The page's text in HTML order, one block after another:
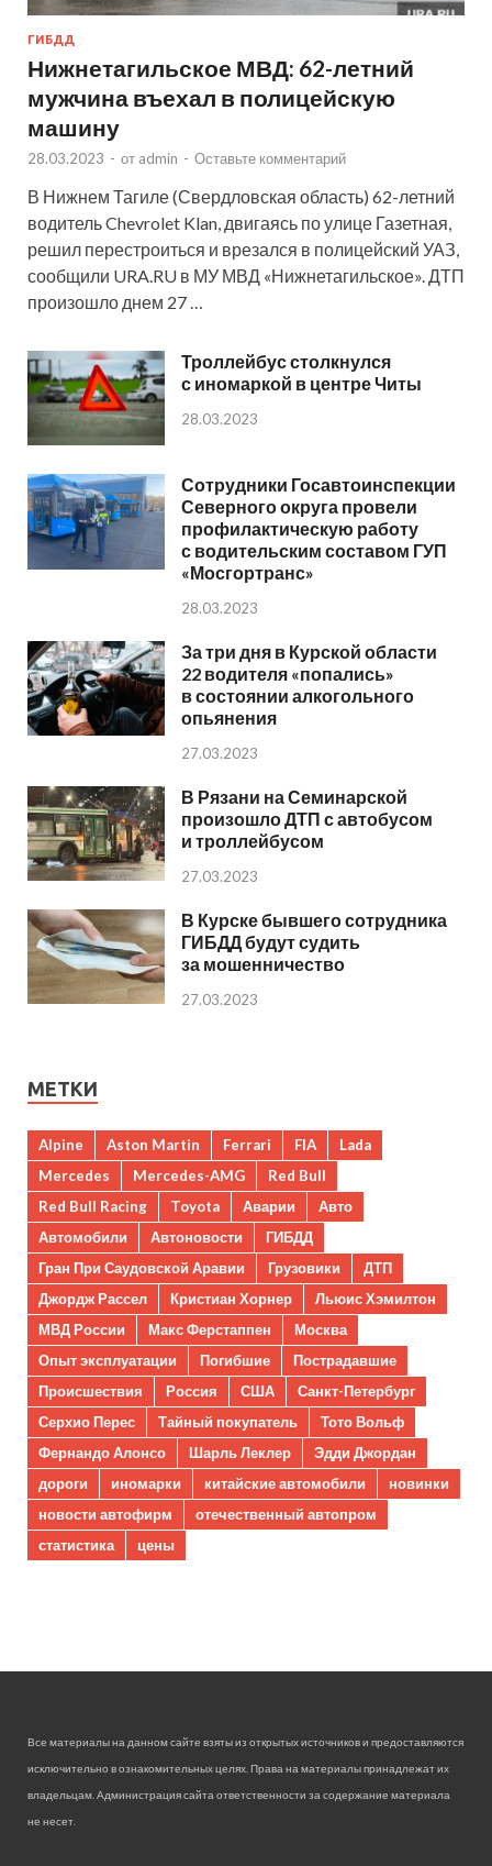
ГИБДД
Нижнетагильское МВД: 62-летний
мужчина въехал в полицейскую
машину
28.03.2023 - от admin - Оставьте комментарий
В Нижнем Тагиле (Свердловская область) 62-летний
водитель Chevrolet Klan, двигаясь по улице Газетная,
решил перестроиться и врезался в полицейский УАЗ,
сообщили URA.RU в МУ МВД «Нижнетагильское». ДТП
произошло днем 27 …
Троллейбус столкнулся
с иномаркой в центре Читы
28.03.2023
Сотрудники Госавтоинспекции
Северного округа провели
профилактическую работу
с водительским составом ГУП
«Мосгортранс»
28.03.2023
За три дня в Курской области
22 водителя «попались»
в состоянии алкогольного
опьянения
27.03.2023
В Рязани на Семинарской
произошло ДТП с автобусом
и троллейбусом
27.03.2023
В Курске бывшего сотрудника
ГИБДД будут судить
за мошенничество
27.03.2023
МЕТКИ
Alpine Aston Martin Ferrari FIA
Lada
Mercedes
Mercedes-AMG
Red Bull
Red Bull Racing
Toyota Аварии
Авто
Автомобили
Автоновости
ГИБДД
Гран При Саудовской Аравии
Грузовики
ДТП
Джордж Рассел
Кристиан Хорнер
Льюис Хэмилтон
МВД России
Макс Ферстаппен
Москва
Опыт эксплуатации
Погибшие
Пострадавшие
Происшествия
Россия США
Санкт-Петербург
Серхио Перес
Тайный покупатель
Тото Вольф
Фернандо Алонсо
Шарль Леклер
Эдди Джордан
дороги
иномарки китайские автомобили
новинки
новости автофирм
отечественный автопром
статистика
цены
Все материалы на данном сайте взяты из открытых источников и предоставляются
исключительно в ознакомительных целях. Права на материалы принадлежат их
владельцам. Администрация сайта ответственности за содержание материала
не несет.